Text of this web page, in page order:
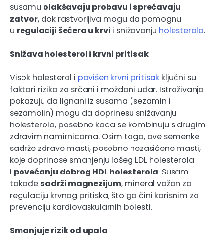
susamu olakšavaju probavu i sprečavaju
zatvor, dok rastvorljiva mogu da pomognu
u regulaciji šećera u krvi i snižavanju holesterola.
Snižava holesterol i krvni pritisak
Visok holesterol i povišen krvni pritisak ključni su
faktori rizika za srčani i moždani udar. Istraživanja
pokazuju da lignani iz susama (sezamin i
sezamolin) mogu da doprinesu snižavanju
holesterola, posebno kada se kombinuju s drugim
zdravim namirnicama. Osim toga, ove semenke
sadrže zdrave masti, posebno nezasićene masti,
koje doprinose smanjenju lošeg LDL holesterola
i povećanju dobrog HDL holesterola. Susam
takođe sadrži magnezijum, mineral važan za
regulaciju krvnog pritiska, što ga čini korisnim za
prevenciju kardiovaskularnih bolesti.
Smanjuje rizik od upala